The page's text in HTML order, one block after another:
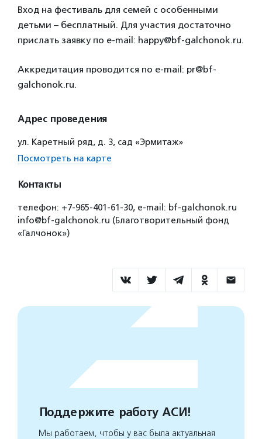
Вход на фестиваль для семей с особенными
детьми – бесплатный. Для участия достаточно
прислать заявку по e-mail: happy@bf-galchonok.ru.
Аккредитация проводится по e-mail: pr@bf-
galchonok.ru.
Адрес проведения
ул. Каретный ряд, д. 3, сад «Эрмитаж»
Посмотреть на карте
Контакты
телефон: +7-965-401-61-30, e-mail: bf-galchonok.ru
info@bf-galchonok.ru (Благотворительный фонд
«Галчонок»)
Поддержите работу АСИ!
Мы работаем, чтобы у вас была актуальная